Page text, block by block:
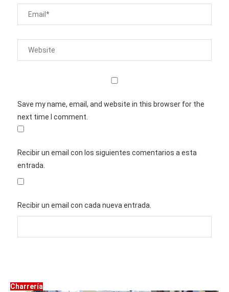
Save my name, email, and website in this browser for the
next time I comment.
Recibir un email con los siguientes comentarios a esta
entrada.
Recibir un email con cada nueva entrada.
Charrería